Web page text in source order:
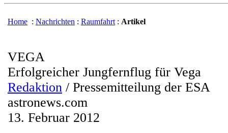
Home : Nachrichten : Raumfahrt : Artikel
VEGA
Erfolgreicher Jungfernflug für Vega
Redaktion / Pressemitteilung der ESA
astronews.com
13. Februar 2012